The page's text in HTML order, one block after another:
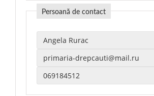
Persoană de contact